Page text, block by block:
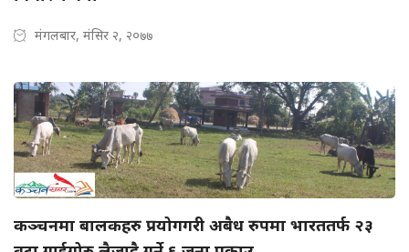
मंगलबार, मंसिर २, २०७७
कञ्चनमा बालकहरु प्रयोगगरी अबैध रुपमा भारततर्फ २३